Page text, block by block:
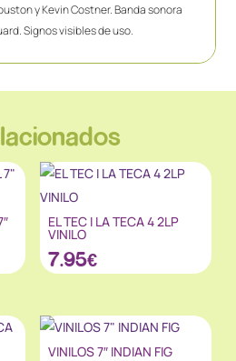
y Kevin Costner. Banda sonora
Signos visibles de uso.
EL TEC I LA TECA 4 2LP
VINILO
7.95€
VINILOS 7″ INDIAN FIG